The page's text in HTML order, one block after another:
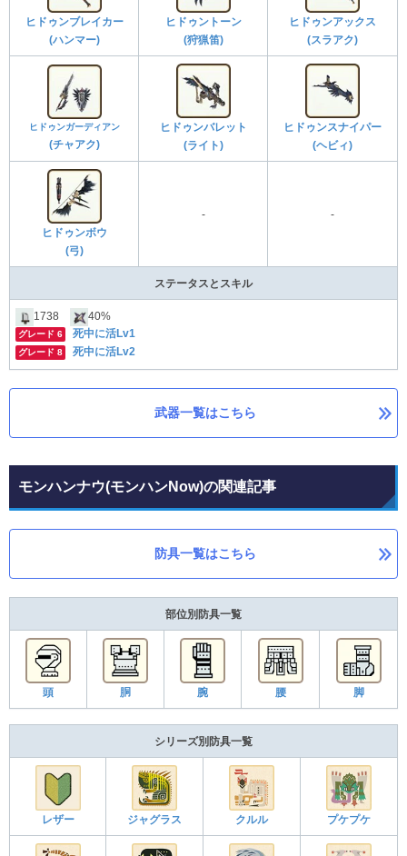
ヒドゥンブレイカー
(ハンマー)
ヒドゥントーン
(狩猟笛)
ヒドゥンアックス
(スラアク)
ヒドゥンガーディアン
(チャアク)
ヒドゥンバレット
(ライト)
ヒドゥンスナイパー
(ヘビィ)
ヒドゥンボウ
(弓)
- -
ステータスとスキル
1738 40%
グレード 6 死中に活Lv1
グレード 8 死中に活Lv2
武器一覧はこちら
モンハンナウ(モンハンNow)の関連記事
防具一覧はこちら
部位別防具一覧
頭 胴 腕 腰 脚
シリーズ別防具一覧
レザー ジャグラス クルル プケプケ